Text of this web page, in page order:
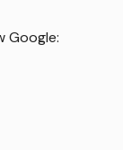
Google: